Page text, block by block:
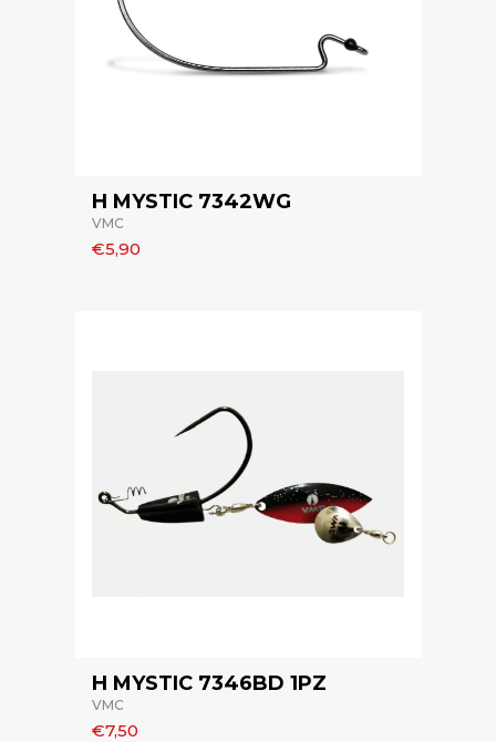
H MYSTIC 7342WG
VMC
€5,90
H MYSTIC 7346BD 1PZ
VMC
€7,50